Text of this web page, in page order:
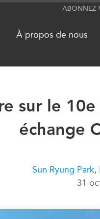
ABONNEZ-
À propos de nous
RÉSEAUX
Attachés
ABAC
CSCAP
sur le
échange
Sun Ryung Park,
31